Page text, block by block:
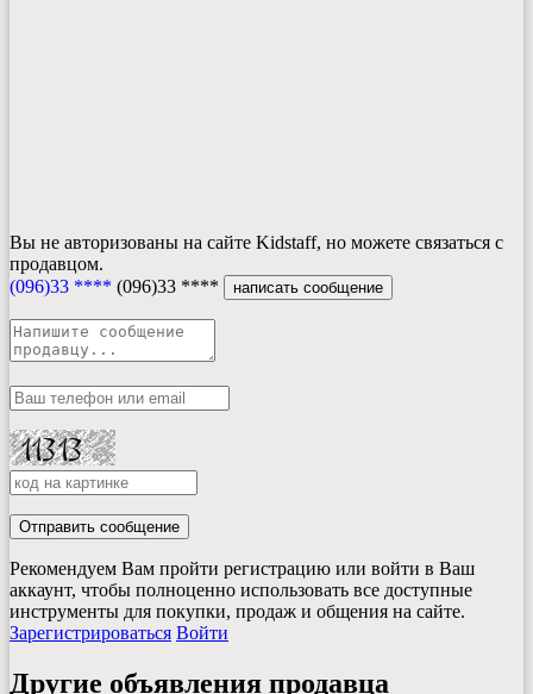
Вы не авторизованы на сайте Kidstaff, но можете связаться с
продавцом.
(096)33 **** (096)33 **** написать сообщение
Отправить сообщение
Рекомендуем Вам пройти регистрацию или войти в Ваш
аккаунт, чтобы полноценно использовать все доступные
инструменты для покупки, продаж и общения на сайте.
Зарегистрироваться Войти
Другие объявления продавца